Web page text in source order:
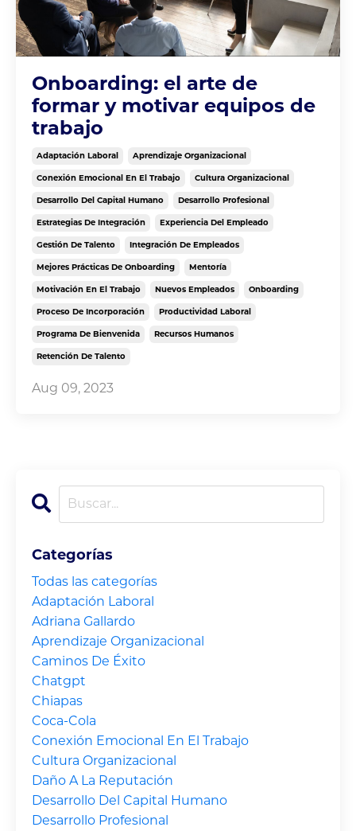
Onboarding: el arte de
formar y motivar equipos de
trabajo
Adaptación Laboral Aprendizaje Organizacional
Conexión Emocional En El Trabajo Cultura Organizacional
Desarrollo Del Capital Humano Desarrollo Profesional
Estrategias De Integración Experiencia Del Empleado
Gestión De Talento Integración De Empleados
Mejores Prácticas De Onboarding Mentoría
Motivación En El Trabajo Nuevos Empleados Onboarding
Proceso De Incorporación Productividad Laboral
Programa De Bienvenida Recursos Humanos
Retención De Talento
Aug 09, 2023
Categorías
Todas las categorías
Adaptación Laboral
Adriana Gallardo
Aprendizaje Organizacional
Caminos De Éxito
Chatgpt
Chiapas
Coca-Cola
Conexión Emocional En El Trabajo
Cultura Organizacional
Daño A La Reputación
Desarrollo Del Capital Humano
Desarrollo Profesional